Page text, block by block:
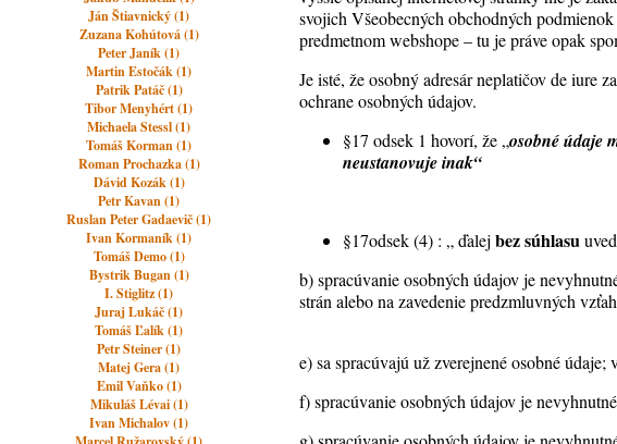
Ján Štiavnický (1)
Zuzana Kohútová (1)
Peter Janík (1)
Martin Estočák (1)
Patrik Patáč (1)
Tibor Menyhért (1)
Michaela Stessl (1)
Tomáš Korman (1)
Roman Prochazka (1)
Dávid Kozák (1)
Petr Kavan (1)
Ruslan Peter Gadaevič (1)
Ivan Kormaník (1)
Tomáš Demo (1)
Bystrik Bugan (1)
I. Stiglitz (1)
Juraj Lukáč (1)
Tomáš Ľalík (1)
Petr Steiner (1)
Matej Gera (1)
Emil Vaňko (1)
Mikuláš Lévai (1)
Ivan Michalov (1)
svojich Všeobecných obchodných
predmetnom webshope – tu je práve opak
Je isté, že osobný adresár neplatičov de iure
ochrane osobných údajov.
§17 odsek 1 hovorí, že „osobné údaje
neustanovuje inak“
§17odsek (4) : „ ďalejbez súhlasu
b) spracúvanie osobných údajov je
strán alebo na zavedenie predzmluvných
e) sa spracúvajú už zverejnené osobné
f) spracúvanie osobných údajov je